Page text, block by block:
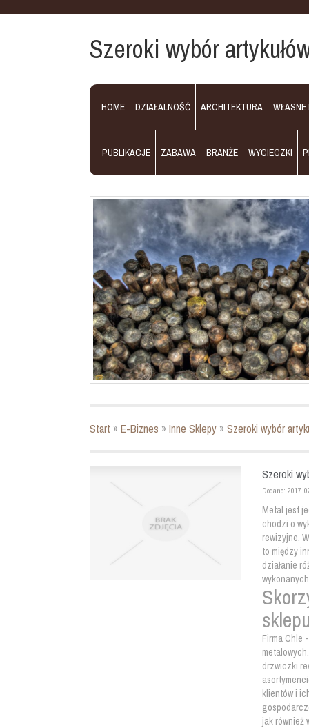
Szeroki wybór
HOME DZIAŁALNOŚĆ ARCHITEKTURA WŁASNE
PUBLIKACJE ZABAWA BRANŻE WYCIECZKI
Start »E-Biznes »Inne Sklepy »Szeroki wybór
Szeroki
Dodano: 2017-
Metal jest
chodzi o
rewizyjne.
to między
działanie
Firma Chle
drzwiczki
klientów i
jak również